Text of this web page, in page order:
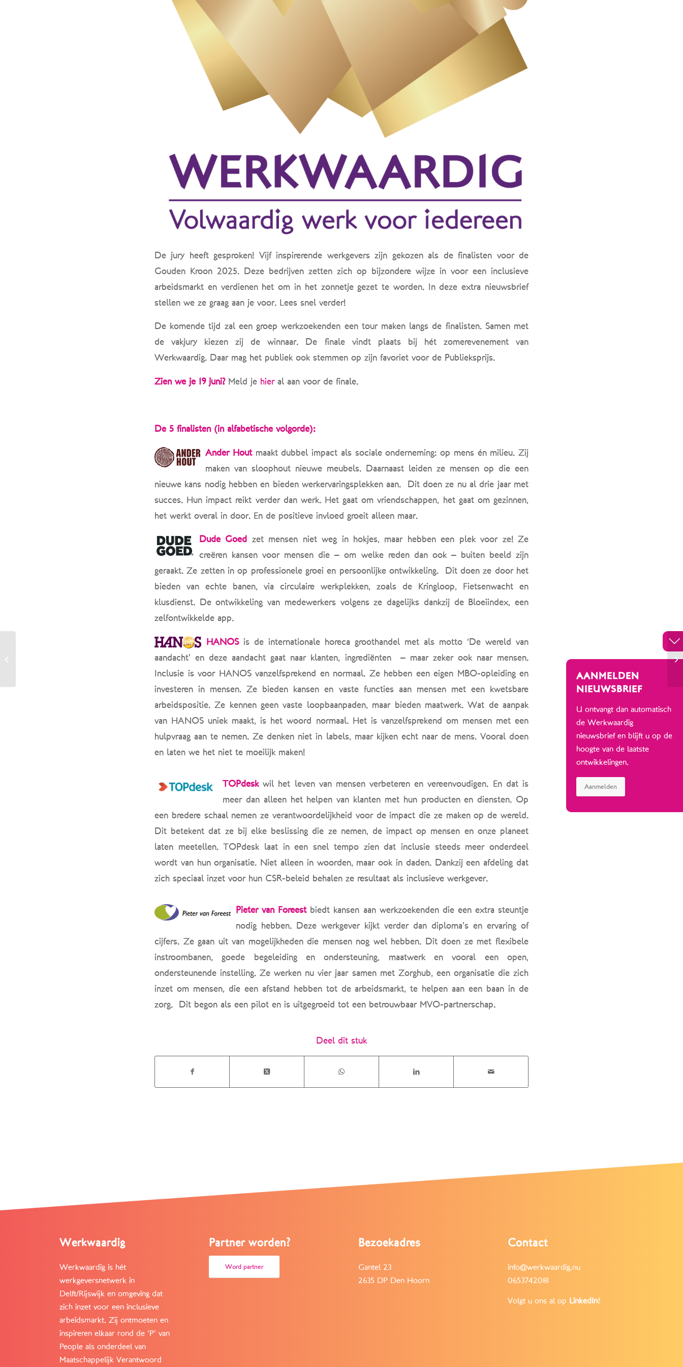
De jury heeft gesproken! Vijf inspirerende werkgevers zijn gekozen als de finalisten voor de
Gouden Kroon 2025. Deze bedrijven zetten zich op bijzondere wijze in voor een inclusieve
arbeidsmarkt en verdienen het om in het zonnetje gezet te worden. In deze extra nieuwsbrief
stellen we ze graag aan je voor. Lees snel verder!
De komende tijd zal een groep werkzoekenden een tour maken langs de finalisten. Samen met
de vakjury kiezen zij de winnaar. De finale vindt plaats bij hét zomerevenement van
Werkwaardig. Daar mag het publiek ook stemmen op zijn favoriet voor de Publieksprijs.
Zien we je 19 juni?Meld je hieral aan voor de finale.
De 5 finalisten (in alfabetische volgorde):
Ander Houtmaakt dubbel impact als sociale onderneming: op mens én milieu. Zij
maken van sloophout nieuwe meubels. Daarnaast leiden ze mensen op die een
nieuwe kans nodig hebben en bieden werkervaringsplekken aan. Dit doen ze nu al drie jaar met
succes. Hun impact reikt verder dan werk. Het gaat om vriendschappen, het gaat om gezinnen,
het werkt overal in door. En de positieve invloed groeit alleen maar.
Dude Goed zet mensen niet weg in hokjes, maar hebben een plek voor ze! Ze
creëren kansen voor mensen die – om welke reden dan ook – buiten beeld zijn
geraakt. Ze zetten in op professionele groei en persoonlijke ontwikkeling. Dit doen ze door het
bieden van echte banen, via circulaire werkplekken, zoals de Kringloop, Fietsenwacht en
klusdienst. De ontwikkeling van medewerkers volgens ze dagelijks dankzij de Bloeiindex, een
zelfontwikkelde app.
HANOSis de internationale horeca groothandel met als motto ‘De wereld van
aandacht’ en deze aandacht gaat naar klanten, ingrediënten
– maar zeker ook naar mensen.
Inclusie is voor HANOS vanzelfsprekend en normaal. Ze hebben een eigen MBO-opleiding en
investeren in mensen. Ze bieden kansen en vaste functies aan mensen met een kwetsbare
arbeidspositie. Ze kennen geen vaste loopbaanpaden, maar bieden maatwerk. Wat de aanpak
van HANOS uniek maakt, is het woord normaal. Het is vanzelfsprekend om mensen met een
hulpvraag aan te nemen. Ze denken niet in labels, maar kijken echt naar de mens. Vooral doen
en laten we het niet te moeilijk maken!
TOPdeskwil het leven van mensen verbeteren en vereenvoudigen. En dat is
meer dan alleen het helpen van klanten met hun producten en diensten. Op
een bredere schaal nemen ze verantwoordelijkheid voor de impact die ze maken op de wereld.
Dit betekent dat ze bij elke beslissing die ze nemen, de impact op mensen en onze planeet
laten meetellen. TOPdesk laat in een snel tempo zien dat inclusie steeds meer onderdeel
wordt van hun organisatie. Niet alleen in woorden, maar ook in daden. Dankzij een afdeling dat
zich speciaal inzet voor hun CSR-beleid behalen ze resultaat als inclusieve werkgever.
Pieter van Foreestbiedt kansen aan werkzoekenden die een extra steuntje
nodig hebben. Deze werkgever kijkt verder dan diploma’s en ervaring of
cijfers. Ze gaan uit van mogelijkheden die mensen nog wel hebben. Dit doen ze met flexibele
instroombanen, goede begeleiding en ondersteuning, maatwerk en vooral een open,
ondersteunende instelling. Ze werken nu vier jaar samen met Zorghub, een organisatie die zich
inzet om mensen, die een afstand hebben tot de arbeidsmarkt, te helpen aan een baan in de
zorg. Dit begon als een pilot en is uitgegroeid tot een betrouwbaar MVO-partnerschap.
Deel dit stuk
Werkwaardig
Werkwaardig is hét
werkgeversnetwerk in
Delft/Rijswijk en omgeving dat
zich inzet voor een inclusieve
arbeidsmarkt. Zij ontmoeten en
inspireren elkaar rond de ‘P’ van
People als onderdeel van
Maatschappelijk Verantwoord
Partner worden?
Word partner
Bezoekadres
Gantel 23
2635 DP Den Hoorn
Contact
info@werkwaardig.nu
0653742081
Volgt u ons al op LinkedIn?
AANMELDEN
NIEUWSBRIEF
U ontvangt dan automatisch
de Werkwaardig
nieuwsbrief en blijft u op de
hoogte van de laatste
ontwikkelingen.
Aanmelden